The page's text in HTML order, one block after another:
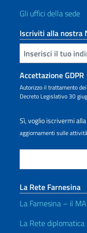
Gli uffici della sede
Iscriviti alla nostra
Inserisci la tua email
Accettazione GDPR
Autorizzo il trattamento
Decreto Legislativo 30
Sì, voglio iscrivermi
aggiornamenti sulle
La Rete Farnesina
La Farnesina – il
La Rete diplomatica